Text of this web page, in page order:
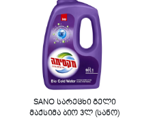
SANO სარეცხი გელი
მაქსიმა ბიო 3ლ (სანო)